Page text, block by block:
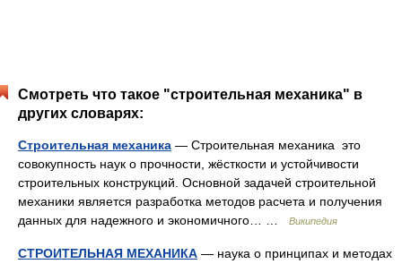
Смотреть что такое "строительная механика" в
других словарях:
Строительная механика — Строительная механика это
совокупность наук о прочности, жёсткости и устойчивости
строительных конструкций. Основной задачей строительной
механики является разработка методов расчета и получения
данных для надежного и экономичного… …
Википедия
СТРОИТЕЛЬНАЯ МЕХАНИКА — наука о принципах и методах